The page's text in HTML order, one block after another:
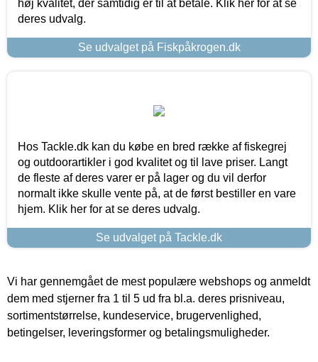
høj kvalitet, der samtidig er til at betale. Klik her for at se
deres udvalg.
Se udvalget på Fiskpåkrogen.dk
Hos Tackle.dk kan du købe en bred række af fiskegrej
og outdoorartikler i god kvalitet og til lave priser. Langt
de fleste af deres varer er på lager og du vil derfor
normalt ikke skulle vente på, at de først bestiller en vare
hjem. Klik her for at se deres udvalg.
Se udvalget på Tackle.dk
Vi har gennemgået de mest populære webshops og anmeldt
dem med stjerner fra 1 til 5 ud fra bl.a. deres prisniveau,
sortimentstørrelse, kundeservice, brugervenlighed,
betingelser, leveringsformer og betalingsmuligheder.